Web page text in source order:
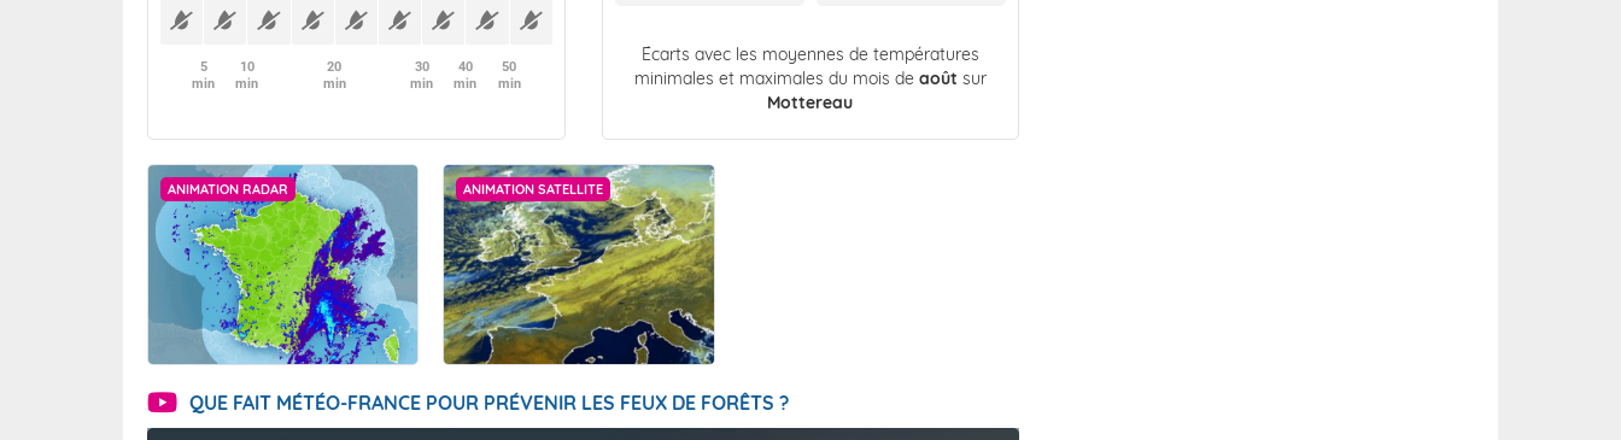
5
min
10
min
20
min
30
min
40
min
50
min
Écarts avec les moyennes de températures
minimales et maximales du mois de août sur
Mottereau
ANIMATION RADAR ANIMATION SATELLITE
QUE FAIT MÉTÉO-FRANCE POUR PRÉVENIR LES FEUX DE FORÊTS ?